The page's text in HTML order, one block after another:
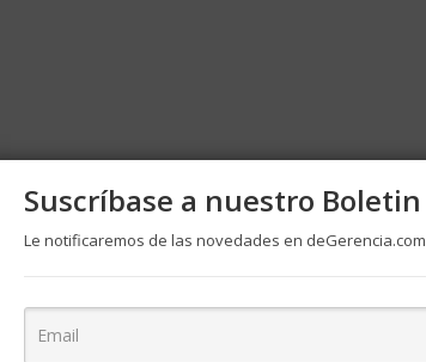
Suscríbase a nuestro Boletin
Le notificaremos de las novedades en deGerencia.com